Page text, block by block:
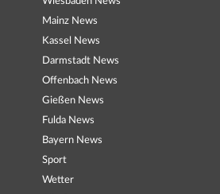
Mainz News
Kassel News
Darmstadt News
Offenbach News
Gießen News
Fulda News
Bayern News
Sport
Wetter